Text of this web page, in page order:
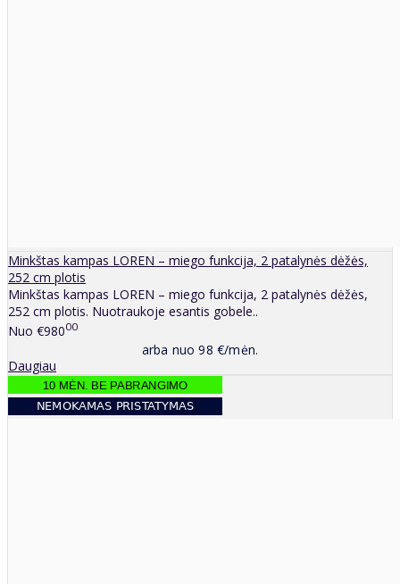
Minkštas kampas LOREN – miego funkcija, 2 patalynės dėžės,
252 cm plotis
Minkštas kampas LOREN – miego funkcija, 2 patalynės dėžės,
252 cm plotis. Nuotraukoje esantis gobele..
Nuo €98000
arba nuo 98 €/mėn.
Daugiau